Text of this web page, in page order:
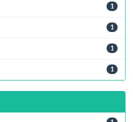
1
1
1
1